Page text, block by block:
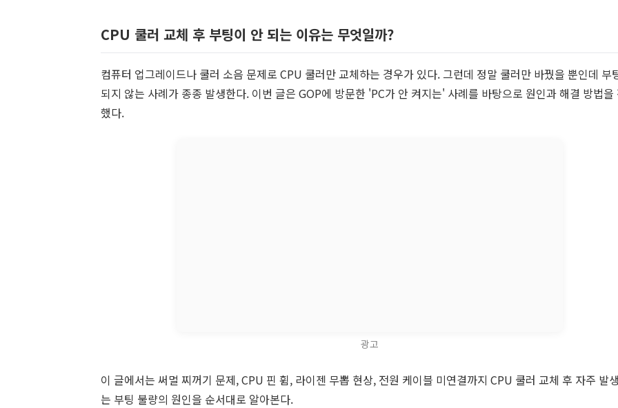
CPU 쿨러 교체 후 부팅이 안 되는 이유는 무엇일까?
컴퓨터 업그레이드나 쿨러 소음 문제로 CPU 쿨러만 교체하는 경우가 있다. 그런데 정말 쿨러만 바꿨을 뿐인데 부
되지 않는 사례가 종종 발생한다. 이번 글은 GOP에 방문한 'PC가 안 켜지는' 사례를 바탕으로 원인과 해결 방법을
했다.
광고
이 글에서는 써멀 찌꺼기 문제, CPU 핀 휨, 라이젠 무뽑 현상, 전원 케이블 미연결까지 CPU 쿨러 교체 후 자주 발
는 부팅 불량의 원인을 순서대로 알아본다.